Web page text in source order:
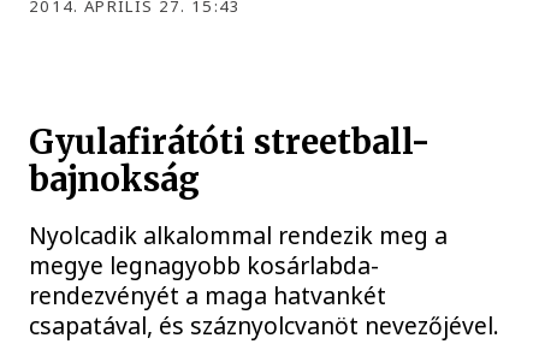
2014. ÁPRILIS 27. 15:43
Gyulafirátóti streetball-
bajnokság
Nyolcadik alkalommal rendezik meg a
megye legnagyobb kosárlabda-
rendezvényét a maga hatvankét
csapatával, és száznyolcvanöt nevezőjével.